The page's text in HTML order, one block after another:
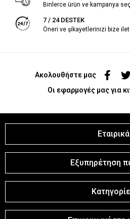
Binlerce ürün ve kampanya
7 / 24 DESTEK
Öneri ve şikayetlerinizi bize
Ακολουθήστε μας
Οι εφαρμογές μας για
Εταιρικά
Εξυπηρέτηση